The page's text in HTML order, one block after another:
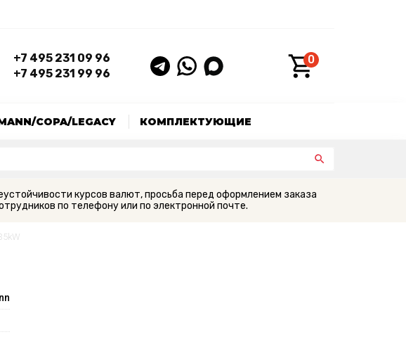
+7 495 231 09 96
+7 495 231 99 96
0
COPA/LEGACY КОМПЛЕКТУЮЩИЕ
курсов валют, просьба перед оформлением заказа
по телефону или по электронной почте.